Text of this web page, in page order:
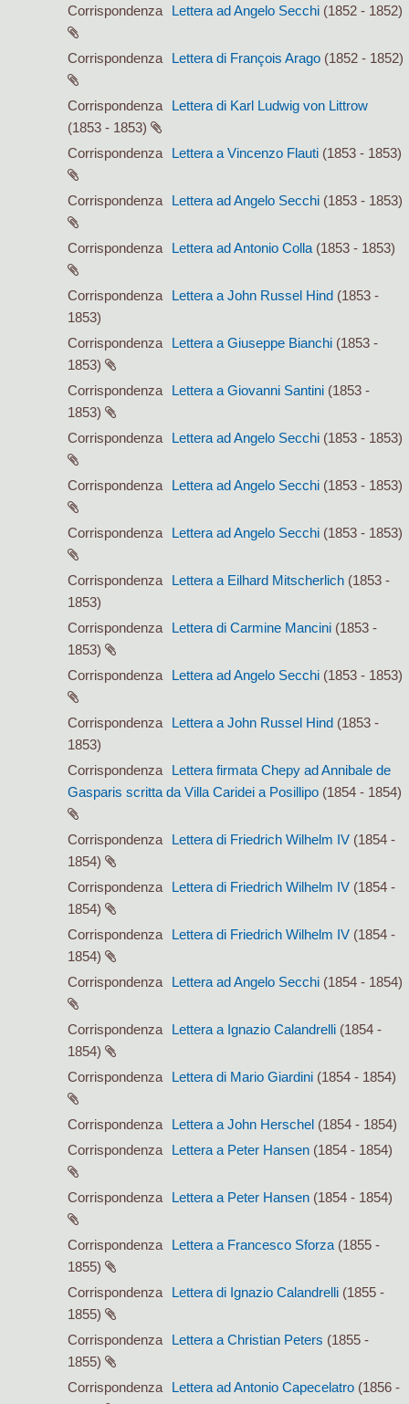
Corrispondenza
Lettera ad Angelo Secchi (1852 - 1852)
Corrispondenza Lettera di François Arago (1852 - 1852)
Corrispondenza
Lettera di Karl Ludwig von Littrow
(1853 - 1853)
Corrispondenza
Lettera a Vincenzo Flauti (1853 - 1853)
Corrispondenza Lettera ad Angelo Secchi (1853 - 1853)
Corrispondenza Lettera ad Antonio Colla (1853 - 1853)
Corrispondenza Lettera a John Russel Hind (1853 -
1853)
Corrispondenza
Lettera a Giuseppe Bianchi (1853 -
1853)
Corrispondenza
Lettera a Giovanni Santini (1853 -
1853)
Corrispondenza
Lettera ad Angelo Secchi (1853 - 1853)
Corrispondenza Lettera ad Angelo Secchi (1853 - 1853)
Corrispondenza Lettera ad Angelo Secchi (1853 - 1853)
Corrispondenza Lettera a Eilhard Mitscherlich (1853 -
1853)
Corrispondenza
Lettera di Carmine Mancini (1853 -
1853)
Corrispondenza
Lettera ad Angelo Secchi (1853 - 1853)
Corrispondenza Lettera a John Russel Hind (1853 -
1853)
Corrispondenza
Lettera firmata Chepy ad Annibale de
Gasparis scritta da Villa Caridei a Posillipo (1854 - 1854)
Corrispondenza Lettera di Friedrich Wilhelm IV (1854 -
1854)
Corrispondenza
Lettera di Friedrich Wilhelm IV (1854 -
1854)
Corrispondenza
Lettera di Friedrich Wilhelm IV (1854 -
1854)
Corrispondenza
Lettera ad Angelo Secchi (1854 - 1854)
Corrispondenza Lettera a Ignazio Calandrelli (1854 -
1854)
Corrispondenza
Lettera di Mario Giardini (1854 - 1854)
Corrispondenza Lettera a John Herschel (1854 - 1854)
Corrispondenza
Lettera a Peter Hansen (1854 - 1854)
Corrispondenza Lettera a Peter Hansen (1854 - 1854)
Corrispondenza Lettera a Francesco Sforza (1855 -
1855)
Corrispondenza
Lettera di Ignazio Calandrelli (1855 -
1855)
Corrispondenza
Lettera a Christian Peters (1855 -
1855)
Corrispondenza
Lettera ad Antonio Capecelatro (1856 -